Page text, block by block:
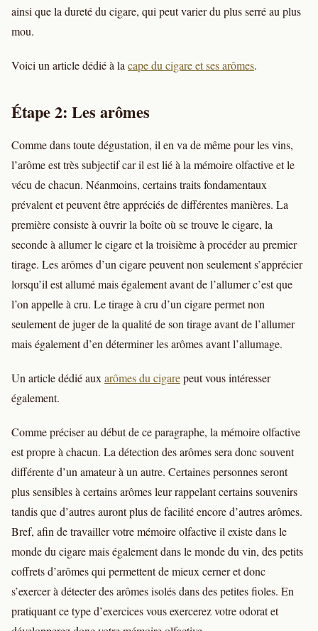
ainsi que la dureté du cigare, qui peut varier du plus serré au plus
mou.
Voici un article dédié à lacape du cigare et ses arômes.
Étape 2: Les arômes
Comme dans toute dégustation, il en va de même pour les vins,
l’arôme est très subjectif car il est lié à la mémoire olfactive et le
vécu de chacun. Néanmoins, certains traits fondamentaux
prévalent et peuvent être appréciés de différentes manières. La
première consiste à ouvrir la boîte où se trouve le cigare, la
seconde à allumer le cigare et la troisième à procéder au premier
tirage. Les arômes d’un cigare peuvent non seulement s’apprécier
lorsqu’il est allumé mais également avant de l’allumer c’est que
l’on appelle à cru. Le tirage à cru d’un cigare permet non
seulement de juger de la qualité de son tirage avant de l’allumer
mais également d’en déterminer les arômes avant l’allumage.
Un article dédié auxarômes du cigarepeut vous intéresser
également.
Comme préciser au début de ce paragraphe, la mémoire olfactive
est propre à chacun. La détection des arômes sera donc souvent
différente d’un amateur à un autre. Certaines personnes seront
plus sensibles à certains arômes leur rappelant certains souvenirs
tandis que d’autres auront plus de facilité encore d’autres arômes.
Bref, afin de travailler votre mémoire olfactive il existe dans le
monde du cigare mais également dans le monde du vin, des petits
coffrets d’arômes qui permettent de mieux cerner et donc
s’exercer à détecter des arômes isolés dans des petites fioles. En
pratiquant ce type d’exercices vous exercerez votre odorat et